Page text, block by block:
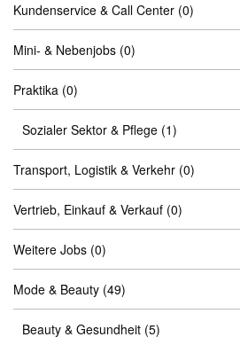
Kundenservice & Call Center (0)
Mini- & Nebenjobs (0)
Praktika (0)
Sozialer Sektor & Pflege (1)
Transport, Logistik & Verkehr (0)
Vertrieb, Einkauf & Verkauf (0)
Weitere Jobs (0)
Mode & Beauty (49)
Beauty & Gesundheit (5)